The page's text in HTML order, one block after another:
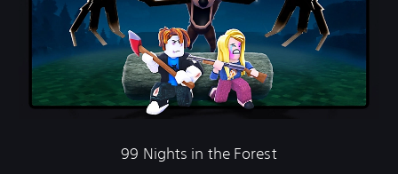
‎99 Nights in the Forest